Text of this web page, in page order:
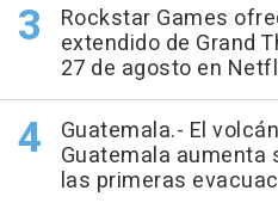
Rockstar Games
extendido de Grand
27 de agosto en
Guatemala.- El
Guatemala aumenta
las primeras